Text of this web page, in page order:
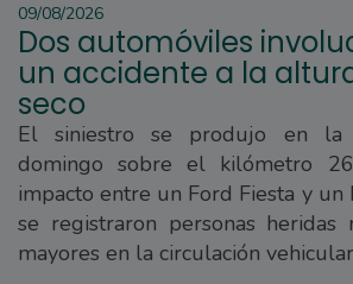
09/08/2026
Dos automóviles
un accidente a la
seco
El siniestro se produjo en la
domingo sobre el kilómetro
impacto entre un Ford Fiesta y un
se registraron personas heridas
mayores en la circulación